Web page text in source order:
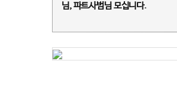
님, 파트사범님 모십니다.